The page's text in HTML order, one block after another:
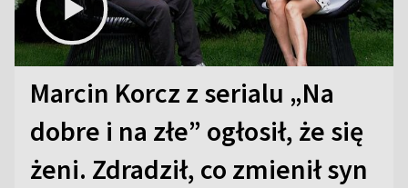
Marcin Korcz z serialu „Na
dobre i na złe” ogłosił, że się
żeni. Zdradził, co zmienił syn